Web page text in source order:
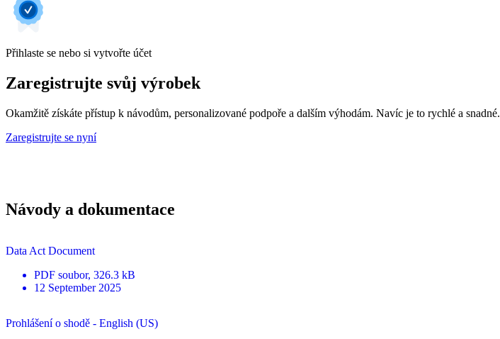
Přihlaste se nebo si vytvořte účet
Zaregistrujte svůj výrobek
Okamžitě získáte přístup k návodům, personalizované podpoře a dalším výhodám. Navíc je to rychlé a snadné.
Zaregistrujte se nyní
Návody a dokumentace
Data Act Document
PDF soubor, 326.3 kB
12 September 2025
Prohlášení o shodě - English (US)